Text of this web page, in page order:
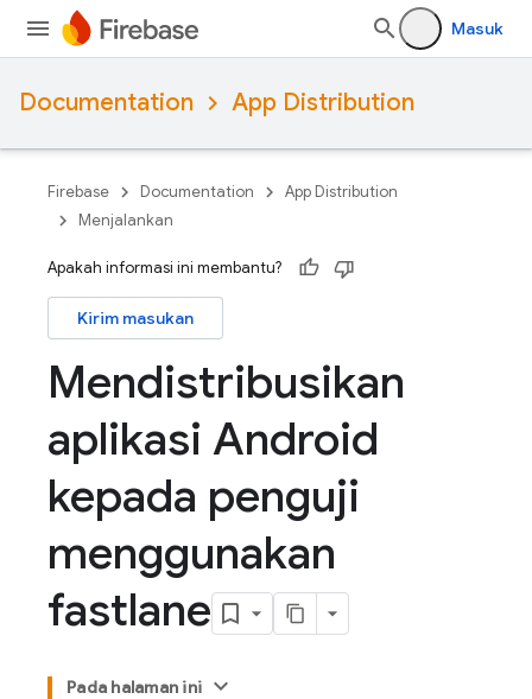
Masuk
Documentation App Distribution
Firebase Documentation
App Distribution
Menjalankan
Apakah informasi ini membantu?
Kirim masukan
Mendistribusikan
aplikasi Android
kepada penguji
menggunakan
fastlane
Pada halaman ini